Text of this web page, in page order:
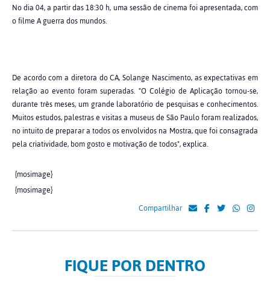
No dia 04, a partir das 18:30 h, uma sessão de cinema foi apresentada, com
o filme A guerra dos mundos.
De acordo com a diretora do CA, Solange Nascimento, as expectativas em
relação ao evento foram superadas. "O Colégio de Aplicação tornou-se,
durante três meses, um grande laboratório de pesquisas e conhecimentos.
Muitos estudos, palestras e visitas a museus de São Paulo foram realizados,
no intuito de preparar a todos os envolvidos na Mostra, que foi consagrada
pela criatividade, bom gosto e motivação de todos", explica.
{mosimage}
{mosimage}
Compartilhar
FIQUE POR DENTRO